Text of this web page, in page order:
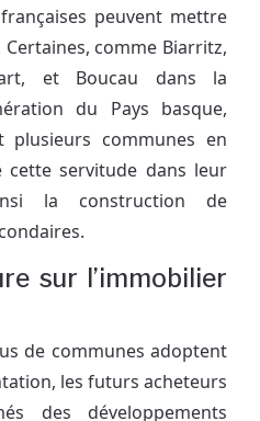
peuvent mettre
comme Biarritz,
et Boucau dans la
du Pays basque,
plusieurs communes en
cette servitude dans leur
la construction de
sur l’immobilier
de communes adoptent
les futurs acheteurs
des développements